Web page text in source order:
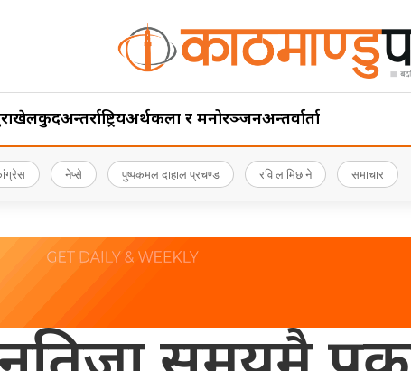
खेलकुदअन्तर्राष्ट्रियअर्थकला र मनोरञ्जनअन्तर्वार्ता
नेप्से पुष्पकमल दाहाल प्रचण्ड रवि लामिछाने समाचार